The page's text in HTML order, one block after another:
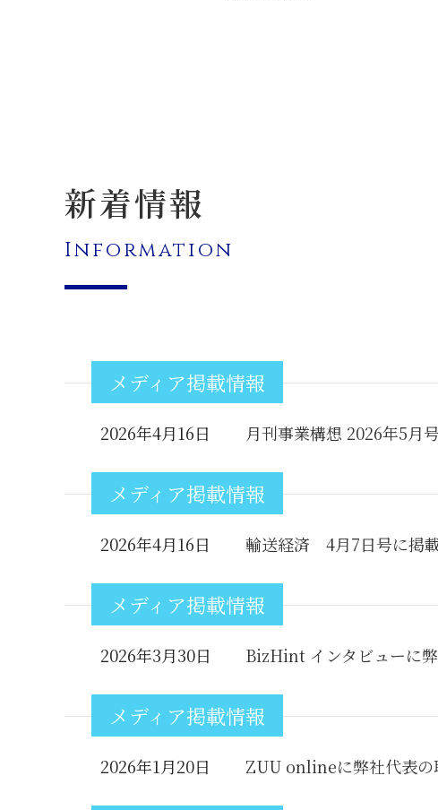
新着情報
Information
メディア掲載情報
2026年4月16日 月刊事業構想 2026年5月
メディア掲載情報
2026年4月16日 輸送経済 4月7日号に掲
メディア掲載情報
2026年3月30日 BizHint インタビューに
メディア掲載情報
2026年1月20日 ZUU onlineに弊社代表の